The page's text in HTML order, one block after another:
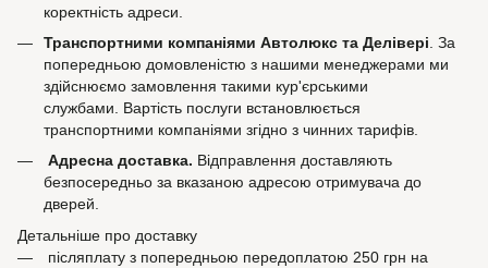
коректність адреси.
Транспортними компаніями Автолюкс та Делівері . За
попередньою домовленістю з нашими менеджерами ми
здійснюємо замовлення такими кур'єрськими
службами. Вартість послуги встановлюється
транспортними компаніями згідно з чинних тарифів.
Адресна доставка. Відправлення доставляють
безпосередньо за вказаною адресою отримувача до
дверей.
Детальніше про доставку
післяплату з попередньою передоплатою 250 грн на